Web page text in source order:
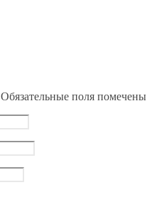
Обязательные поля помечены